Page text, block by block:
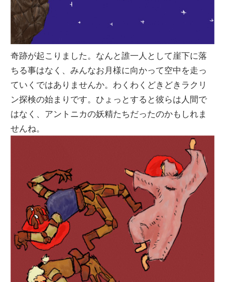
奇跡が起こりました。なんと誰一人として崖下に落
ちる事はなく、みんなお月様に向かって空中を走っ
ていくではありませんか。わくわくどきどきラクリ
ン探検の始まりです。ひょっとすると彼らは人間で
はなく、アントニカの妖精たちだったのかもしれま
せんね。